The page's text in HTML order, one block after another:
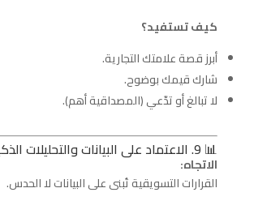
كيف تستفيد؟
أبرز قصة علامتك التجارية.
شارك قيمك بوضوح.
لا تبالغ أو تدّعي (المصداقية أهم).
📊 9. الاعتماد على البيانات والتحليلات الذكية
الاتجاه:
القرارات التسويقية تُبنى على البيانات لا الحدس.